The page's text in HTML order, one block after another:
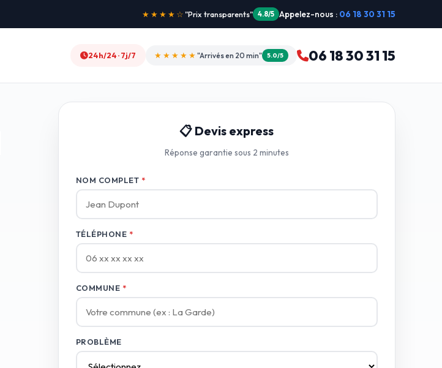
★★★★★ "Intervention dimanche" 5.0/5 Appelez-nous : 06 18 30 31 15
24h/24 · 7j/7 ★★★★★ "Arrivés en 20 min" 5.0/5 06 18 30 31 15
📋 Devis express
Réponse garantie sous 2 minutes
NOM COMPLET *
TÉLÉPHONE *
COMMUNE *
PROBLÈME